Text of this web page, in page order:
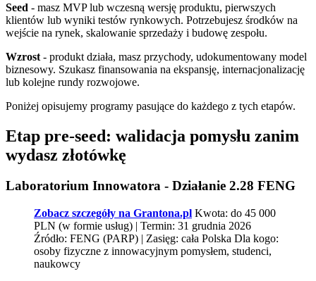
Seed - masz MVP lub wczesną wersję produktu, pierwszych
klientów lub wyniki testów rynkowych. Potrzebujesz środków na
wejście na rynek, skalowanie sprzedaży i budowę zespołu.
Wzrost - produkt działa, masz przychody, udokumentowany model
biznesowy. Szukasz finansowania na ekspansję, internacjonalizację
lub kolejne rundy rozwojowe.
Poniżej opisujemy programy pasujące do każdego z tych etapów.
Etap pre-seed: walidacja pomysłu zanim
wydasz złotówkę
Laboratorium Innowatora - Działanie 2.28 FENG
Zobacz szczegóły na Grantona.pl Kwota: do 45 000
PLN (w formie usług) | Termin: 31 grudnia 2026
Źródło: FENG (PARP) | Zasięg: cała Polska Dla kogo:
osoby fizyczne z innowacyjnym pomysłem, studenci,
naukowcy